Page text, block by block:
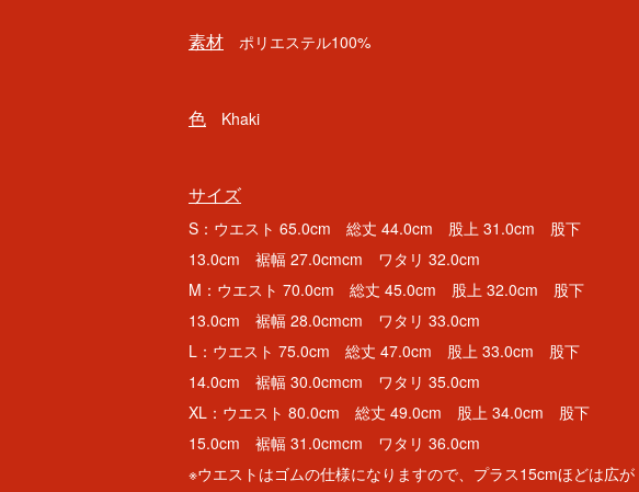
素材 ポリエステル100%
色 Khaki
サイズ
S：ウエスト 65.0cm 総丈 44.0cm 股上 31.0cm 股下
13.0cm 裾幅 27.0cmcm ワタリ 32.0cm
M：ウエスト 70.0cm 総丈 45.0cm 股上 32.0cm 股下
13.0cm 裾幅 28.0cmcm ワタリ 33.0cm
L：ウエスト 75.0cm 総丈 47.0cm 股上 33.0cm 股下
14.0cm 裾幅 30.0cmcm ワタリ 35.0cm
XL：ウエスト 80.0cm 総丈 49.0cm 股上 34.0cm 股下
15.0cm 裾幅 31.0cmcm ワタリ 36.0cm
※ウエストはゴムの仕様になりますので、プラス15cmほどは広が